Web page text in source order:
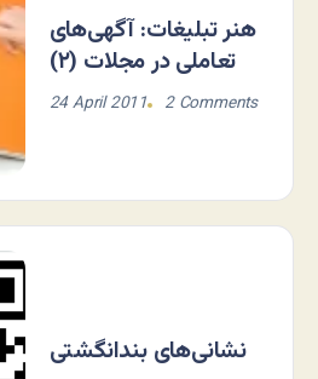
هنر تبلیغات: آگهی‌های
تعاملی در مجلات (۲)
24 April 2011 2 Comments
نشانی‌های بندانگشتی